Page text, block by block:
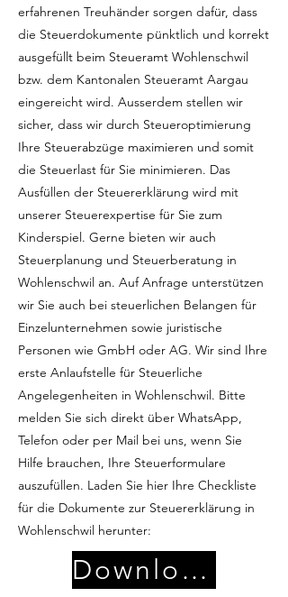
erfahrenen Treuhänder sorgen dafür, dass
die Steuerdokumente pünktlich und korrekt
ausgefüllt beim Steueramt Wohlenschwil
bzw. dem Kantonalen Steueramt Aargau
eingereicht wird. Ausserdem stellen wir
sicher, dass wir durch Steueroptimierung
Ihre Steuerabzüge maximieren und somit
die Steuerlast für Sie minimieren. Das
Ausfüllen der Steuererklärung wird mit
unserer Steuerexpertise für Sie zum
Kinderspiel. Gerne bieten wir auch
Steuerplanung und Steuerberatung in
Wohlenschwil an. Auf Anfrage unterstützen
wir Sie auch bei steuerlichen Belangen für
Einzelunternehmen sowie juristische
Personen wie GmbH oder AG. Wir sind Ihre
erste Anlaufstelle für Steuerliche
Angelegenheiten in Wohlenschwil. Bitte
melden Sie sich direkt über WhatsApp,
Telefon oder per Mail bei uns, wenn Sie
Hilfe brauchen, Ihre Steuerformulare
auszufüllen. Laden Sie hier Ihre Checkliste
für die Dokumente zur Steuererklärung in
Wohlenschwil herunter:
Download